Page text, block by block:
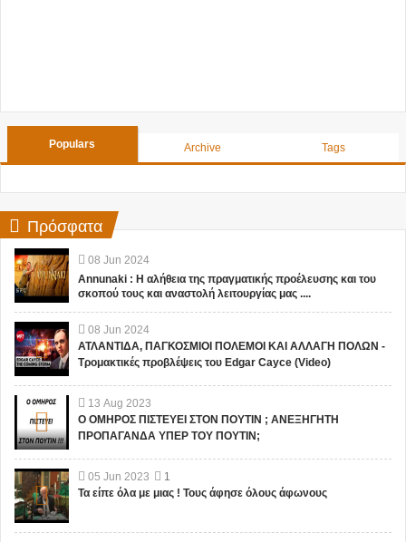
Populars Archive Tags
Πρόσφατα
08 Jun 2024
Annunaki : Η αλήθεια της πραγματικής προέλευσης και του
σκοπού τους και αναστολή λειτουργίας μας ....
08 Jun 2024
ΑΤΛΑΝΤΙΔΑ, ΠΑΓΚΟΣΜΙΟΙ ΠΟΛΕΜΟΙ ΚΑΙ ΑΛΛΑΓΗ ΠΟΛΩΝ -
Τρομακτικές προβλέψεις του Edgar Cayce (Video)
13 Aug 2023
Ο ΟΜΗΡΟΣ ΠΙΣΤΕΥΕΙ ΣΤΟΝ ΠΟΥΤΙΝ ; ΑΝΕΞΗΓΗΤΗ
ΠΡΟΠΑΓΑΝΔΑ ΥΠΕΡ ΤΟΥ ΠΟΥΤΙΝ;
05 Jun 2023
1
Τα είπε όλα με μιας ! Τους άφησε όλους άφωνους